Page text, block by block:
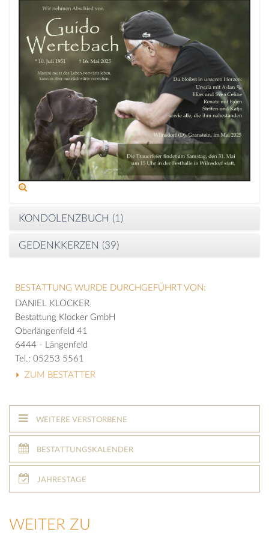
KONDOLENZBUCH (1 )
GEDENKKERZEN (39)
BESTATTUNG WURDE DURCHGEFÜHRT VON:
DANIEL KLOCKER
Bestattung Klocker GmbH
Oberlängenfeld 41
6444 - Längenfeld
Tel.: 05253 5561
ZUM BESTATTER
WEITERE VERSTORBENE
BESTATTUNGSKALENDER
JAHRESTAGE
WEITER ZU